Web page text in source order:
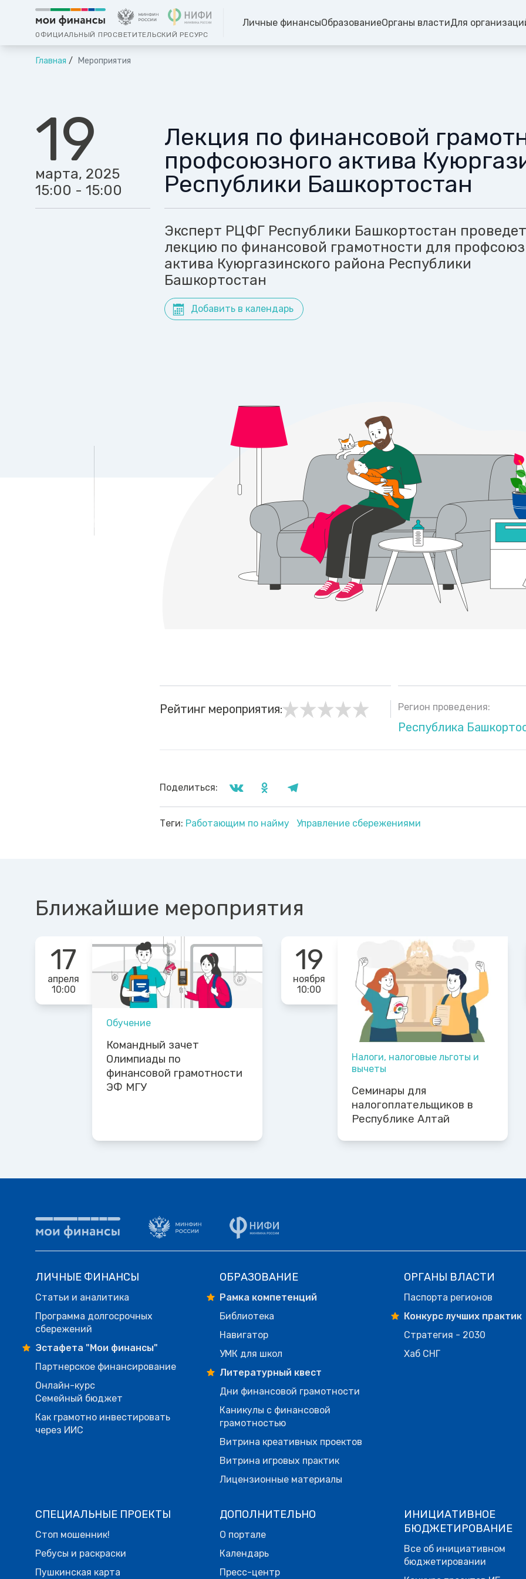
ОФИЦИАЛЬНЫЙ ПРОСВЕТИТЕЛЬСКИЙ РЕСУРС
Личные финансыОбразованиеОрганы властиДля
Главная Мероприятия
19
марта, 2025
15:00 - 15:00
Лекция по финансовой
профсоюзного актива
Республики Башкортостан
Эксперт РЦФГ Республики Башкортостан проведет
лекцию по финансовой грамотности для
актива Куюргазинского района Республики
Башкортостан
Добавить в календарь
Рейтинг мероприятия: Регион проведения:
Республика
Поделиться:
Теги: Работающим по найму Управление сбережениями
Ближайшие мероприятия
17
апреля
10:00
Обучение
Командный зачет
Олимпиады по
финансовой грамотности
ЭФ МГУ
19
ноября
10:00
Налоги, налоговые льготы и
вычеты
Семинары для
налогоплательщиков в
Республике Алтай
ЛИЧНЫЕ ФИНАНСЫ
Статьи и аналитика
Программа долгосрочных
сбережений
Эстафета "Мои финансы"
Партнерское финансирование
Онлайн-курс
Семейный бюджет
Как грамотно инвестировать
через ИИС
ОБРАЗОВАНИЕ
Рамка компетенций
Библиотека
Навигатор
УМК для школ
Литературный квест
Дни финансовой грамотности
Каникулы с финансовой
грамотностью
Витрина креативных проектов
Витрина игровых практик
Лицензионные материалы
ОРГАНЫ ВЛАСТИ
Паспорта регионов
Конкурс лучших практик
Стратегия - 2030
Хаб СНГ
СПЕЦИАЛЬНЫЕ ПРОЕКТЫ
Стоп мошенник!
Ребусы и раскраски
Пушкинская карта
ДОПОЛНИТЕЛЬНО
О портале
Календарь
Пресс-центр
ИНИЦИАТИВНОЕ
БЮДЖЕТИРОВАНИЕ
Все об инициативном
бюджетировании